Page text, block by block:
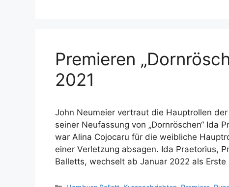
Premieren
2021
John Neumeier vertraut die Hauptrollen
seiner Neufassung von „Dornröschen“ Ida
war Alina Cojocaru für die weibliche
einer Verletzung absagen. Ida Praetorius,
Balletts, wechselt ab Januar 2022 als